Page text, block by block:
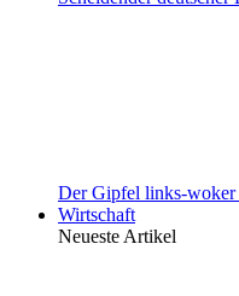
Der Gipfel links-
Wirtschaft
Neueste Artikel